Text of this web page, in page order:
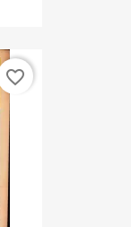
favorite_border